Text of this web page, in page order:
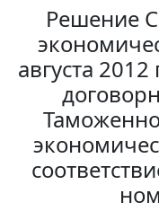
Решение
августа